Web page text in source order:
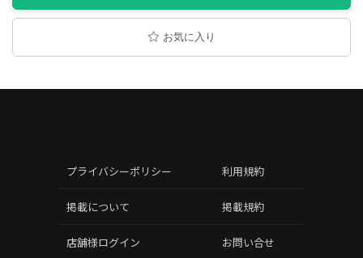
お気に入り
プライバシーポリシー 利用規約
掲載について 掲載規約
店舗様ログイン お問い合せ